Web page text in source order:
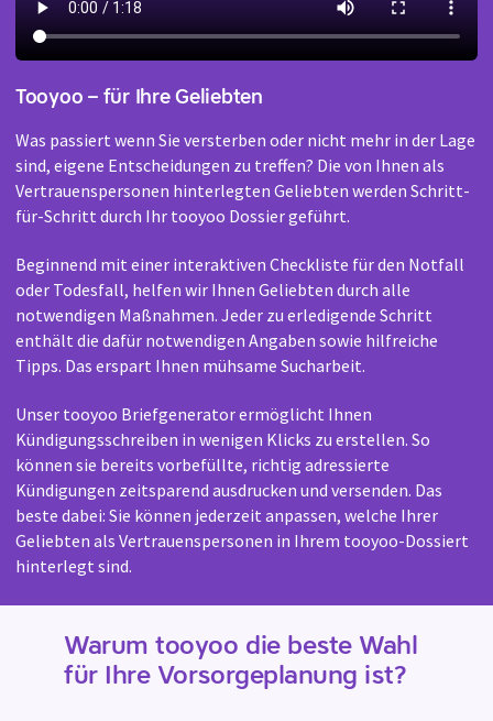
Tooyoo – für Ihre Geliebten
Was passiert wenn Sie versterben oder nicht mehr in der Lage
sind, eigene Entscheidungen zu treffen? Die von Ihnen als
Vertrauenspersonen hinterlegten Geliebten werden Schritt-
für-Schritt durch Ihr tooyoo Dossier geführt.
Beginnend mit einer interaktiven Checkliste für den Notfall
oder Todesfall, helfen wir Ihnen Geliebten durch alle
notwendigen Maßnahmen. Jeder zu erledigende Schritt
enthält die dafür notwendigen Angaben sowie hilfreiche
Tipps. Das erspart Ihnen mühsame Sucharbeit.
Unser tooyoo Briefgenerator ermöglicht Ihnen
Kündigungsschreiben in wenigen Klicks zu erstellen. So
können sie bereits vorbefüllte, richtig adressierte
Kündigungen zeitsparend ausdrucken und versenden. Das
beste dabei: Sie können jederzeit anpassen, welche Ihrer
Geliebten als Vertrauenspersonen in Ihrem tooyoo-Dossiert
hinterlegt sind.
Warum tooyoo die beste Wahl
für Ihre Vorsorgeplanung ist?